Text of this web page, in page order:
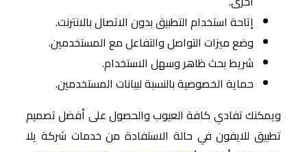
إتاحة استخدام التطبيق بدون الاتصال بالانترنت.
وضع ميزات التواصل والتفاعل مع المستخدمين.
شريط بحث ظاهر وسهل الاستخدام.
حماية الخصوصية بالنسبة لبيانات المستخدمين.
ويمكنك تفادي كافة العيوب والحصول على أفضل تصميم
تطبيق للايفون في حالة الاستفادة من خدمات شركة يلا